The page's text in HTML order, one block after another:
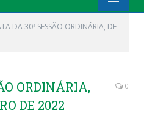
DA 30ª SESSÃO ORDINÁRIA, DE
ORDINÁRIA,
DE 2022
0